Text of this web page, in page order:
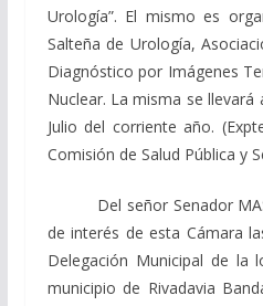
Urología”. El mismo es
Salteña de Urología,
Diagnóstico por Imágenes
Nuclear. La misma se
Julio del corriente año.
Comisión de Salud Pública y
Del señor Senador
de interés de esta Cámara
Delegación Municipal de la
municipio de Rivadavia